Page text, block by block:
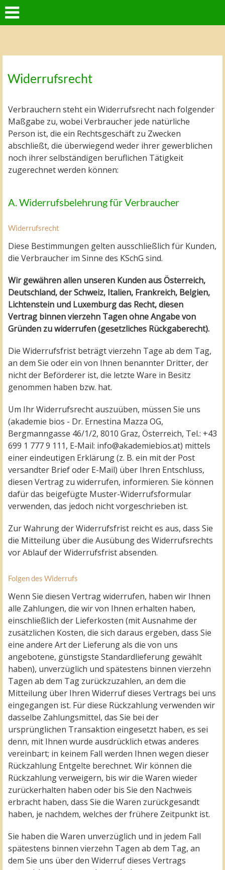
Widerrufsrecht
Verbrauchern steht ein Widerrufsrecht nach folgender
Maßgabe zu, wobei Verbraucher jede natürliche
Person ist, die ein Rechtsgeschäft zu Zwecken
abschließt, die überwiegend weder ihrer gewerblichen
noch ihrer selbständigen beruflichen Tätigkeit
zugerechnet werden können:
A. Widerrufsbelehrung für Verbraucher
Widerrufsrecht
Diese Bestimmungen gelten ausschließlich für Kunden,
die Verbraucher im Sinne des KSchG sind.
Wir gewähren allen unseren Kunden aus Österreich,
Deutschland, der Schweiz, Italien, Frankreich, Belgien,
Lichtenstein und Luxemburgdas Recht, diesen
Vertrag binnen vierzehn Tagen ohne Angabe von
Gründen zu widerrufen (gesetzliches Rückgaberecht).
Die Widerrufsfrist beträgt vierzehn Tage ab dem Tag,
an dem Sie oder ein von Ihnen benannter Dritter, der
nicht der Beförderer ist, die letzte Ware in Besitz
genommen haben bzw. hat.
Um Ihr Widerrufsrecht auszuüben, müssen Sie uns
(akademie bios - Dr. Ernestina Mazza OG,
Bergmanngasse 46/1/2, 8010 Graz, Österreich, Tel.: +43
699 1 777 9 111, E-Mail: info@akademiebios.at) mittels
einer eindeutigen Erklärung (z. B. ein mit der Post
versandter Brief oder E-Mail) über Ihren Entschluss,
diesen Vertrag zu widerrufen, informieren. Sie können
dafür das beigefügte Muster-Widerrufsformular
verwenden, das jedoch nicht vorgeschrieben ist.
Zur Wahrung der Widerrufsfrist reicht es aus, dass Sie
die Mitteilung über die Ausübung des Widerrufsrechts
vor Ablauf der Widerrufsfrist absenden.
Folgen des Widerrufs
Wenn Sie diesen Vertrag widerrufen, haben wir Ihnen
alle Zahlungen, die wir von Ihnen erhalten haben,
einschließlich der Lieferkosten (mit Ausnahme der
zusätzlichen Kosten, die sich daraus ergeben, dass Sie
eine andere Art der Lieferung als die von uns
angebotene, günstigste Standardlieferung gewählt
haben), unverzüglich und spätestens binnen vierzehn
Tagen ab dem Tag zurückzuzahlen, an dem die
Mitteilung über Ihren Widerruf dieses Vertrags bei uns
eingegangen ist. Für diese Rückzahlung verwenden wir
dasselbe Zahlungsmittel, das Sie bei der
ursprünglichen Transaktion eingesetzt haben, es sei
denn, mit Ihnen wurde ausdrücklich etwas anderes
vereinbart; in keinem Fall werden Ihnen wegen dieser
Rückzahlung Entgelte berechnet. Wir können die
Rückzahlung verweigern, bis wir die Waren wieder
zurückerhalten haben oder bis Sie den Nachweis
erbracht haben, dass Sie die Waren zurückgesandt
haben, je nachdem, welches der frühere Zeitpunkt ist.
Sie haben die Waren unverzüglich und in jedem Fall
spätestens binnen vierzehn Tagen ab dem Tag, an
dem Sie uns über den Widerruf dieses Vertrags